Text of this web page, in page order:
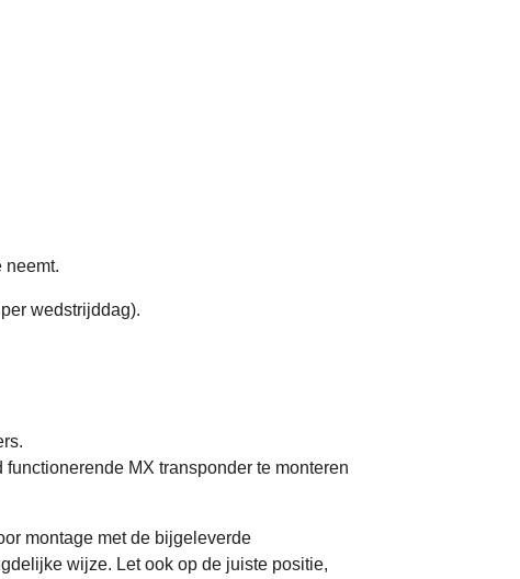
neemt.
wedstrijddag).
MX transponder te monteren
montage met de bijgeleverde
wijze. Let ook op de juiste positie,